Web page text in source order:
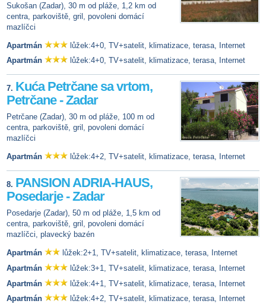
Sukošan (Zadar), 30 m od pláže, 1,2 km od
centra, parkoviště, gril, povoleni domácí
mazlíčci
Apartmán
lůžek:4+0, TV+satelit, klimatizace, terasa, Internet
Apartmán
lůžek:4+0, TV+satelit, klimatizace, terasa, Internet
7. Kuća Petrčane sa vrtom,
Petrčane - Zadar
Petrčane (Zadar), 30 m od pláže, 100 m od
centra, parkoviště, gril, povoleni domácí
mazlíčci
Apartmán lůžek:4+2, TV+satelit, klimatizace, terasa, Internet
8. PANSION ADRIA-HAUS,
Posedarje - Zadar
Posedarje (Zadar), 50 m od pláže, 1,5 km od
centra, parkoviště, gril, povoleni domácí
mazlíčci, plavecký bazén
Apartmán
lůžek:2+1, TV+satelit, klimatizace, terasa, Internet
Apartmán
lůžek:3+1, TV+satelit, klimatizace, terasa, Internet
Apartmán
lůžek:4+1, TV+satelit, klimatizace, terasa, Internet
Apartmán
lůžek:4+2, TV+satelit, klimatizace, terasa, Internet